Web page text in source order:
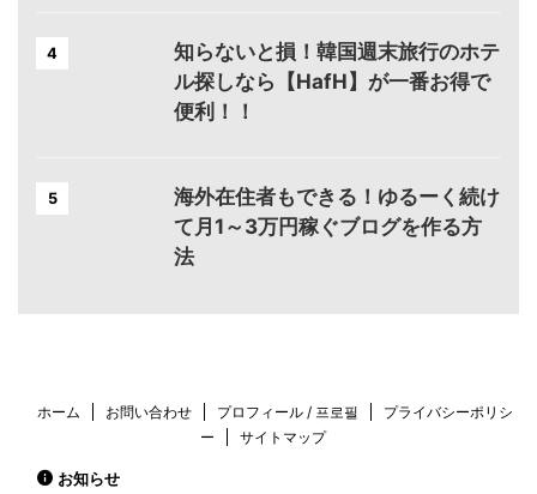
4
知らないと損！韓国週末旅行のホテ
ル探しなら【HafH】が一番お得で
便利！！
5
海外在住者もできる！ゆるーく続け
て月1～3万円稼ぐブログを作る方
法
ホーム お問い合わせ プロフィール / 프로필
プライバシーポリシ
ー
サイトマップ
お知らせ